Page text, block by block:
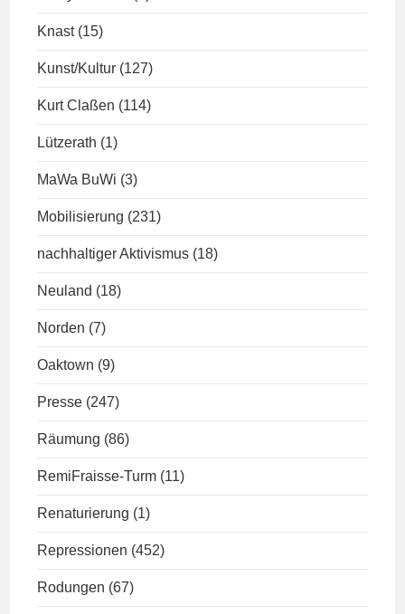
Knast (15)
Kunst/Kultur (127)
Kurt Claßen (114)
Lützerath (1)
MaWa BuWi (3)
Mobilisierung (231)
nachhaltiger Aktivismus (18)
Neuland (18)
Norden (7)
Oaktown (9)
Presse (247)
Räumung (86)
RemiFraisse-Turm (11)
Renaturierung (1)
Repressionen (452)
Rodungen (67)